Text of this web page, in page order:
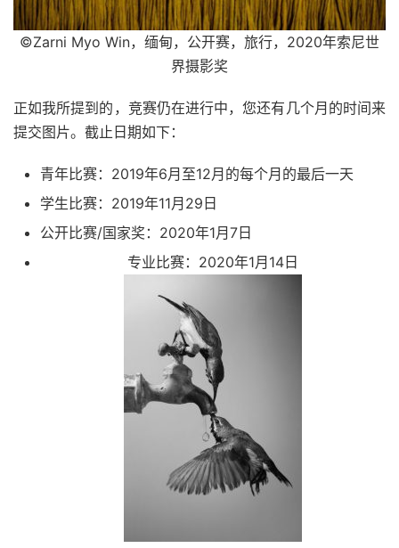
©Zarni Myo Win，缅甸，公开赛，旅行，2020年索尼世
界摄影奖
正如我所提到的，竞赛仍在进行中，您还有几个月的时间来
提交图片。截止日期如下：
青年比赛：2019年6月至12月的每个月的最后一天
学生比赛：2019年11月29日
公开比赛/国家奖：2020年1月7日
专业比赛：2020年1月14日